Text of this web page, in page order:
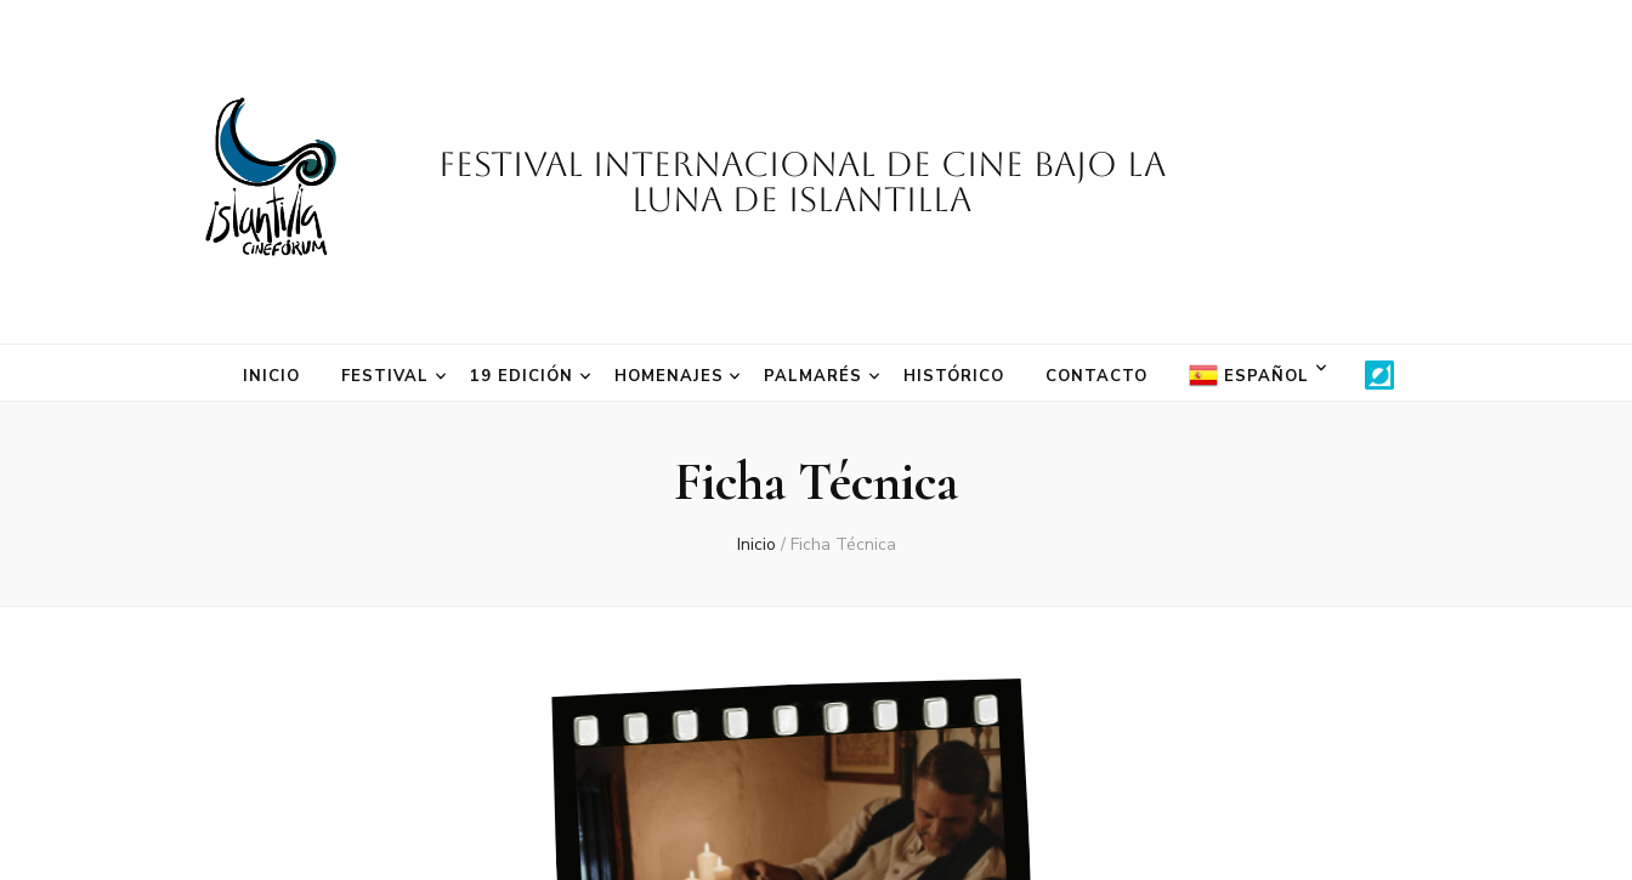
Festival Internacional de Cine Bajo la
Luna de Islantilla
INICIO FESTIVAL 19 EDICIÓN HOMENAJES PALMARÉS HISTÓRICO CONTACTO ESPAÑOL
Ficha Técnica
Inicio / Ficha Técnica